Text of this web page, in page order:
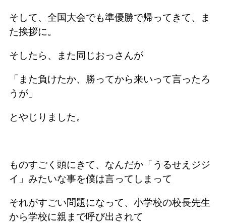
そして、全国大会でも準優勝で帰ってきて、ま
た挨拶に。
そしたら、また同じおっさんが
「また負けたか、勝ってから来いって言ったろ
うが」
とやじりました。
ものすごく頭にきて、なんだか「うるせえジジ
イ」みたいな事を僕は言ってしまって
それがすごい問題になって、小学校の校長先生
から学校に親まで呼び出されて